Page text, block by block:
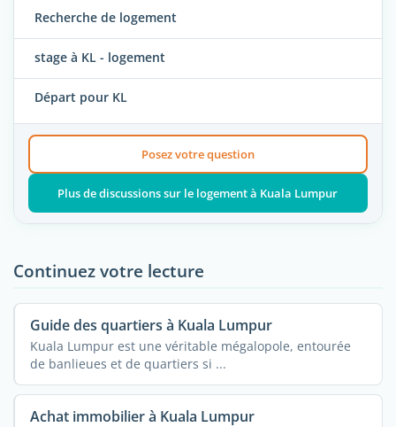
Recherche de logement
stage à KL - logement
Départ pour KL
Posez votre question
Plus de discussions sur le logement à Kuala Lumpur
Continuez votre lecture
Guide des quartiers à Kuala Lumpur
Kuala Lumpur est une véritable mégalopole, entourée
de banlieues et de quartiers si ...
Achat immobilier à Kuala Lumpur